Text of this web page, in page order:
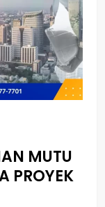
MUTU
PROYEK